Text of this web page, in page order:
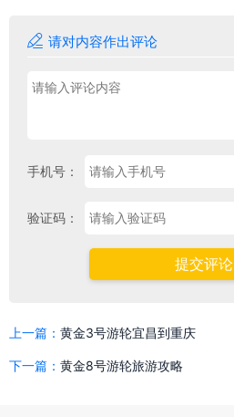
 请对内容作出评论
手机号：
验证码：
提交评论
上一篇： 黄金3号游轮宜昌到重庆
下一篇： 黄金8号游轮旅游攻略